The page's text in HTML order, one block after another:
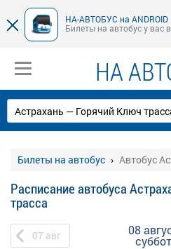
НА-АВТОБУС на ANDROID
Билеты на автобус у вас
НА
Билеты на автобус Автобус
Расписание автобуса
трасса
07 авг 08